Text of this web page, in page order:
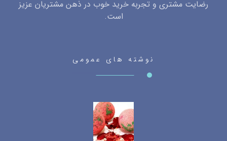
رضایت مشتری و تجربه خرید خوب در ذهن مشتریان عزیز
است.
نوشته های عمومی